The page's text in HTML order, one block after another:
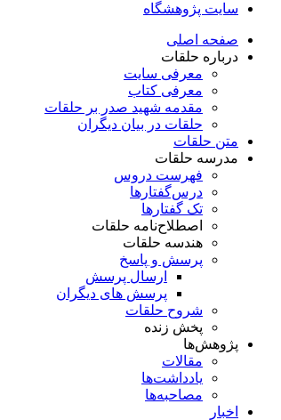
سایت پژوهشگاه
صفحه اصلی
درباره حلقات
معرفی سایت
معرفی کتاب
مقدمه شهید صدر بر حلقات
حلقات در بیان دیگران
متن حلقات
مدرسه حلقات
فهرست دروس
درس‌گفتار‌ها
تک گفتارها
اصطلاح‌نامه حلقات
هندسه حلقات
پرسش و پاسخ
ارسال پرسش
پرسش های دیگران
شروح حلقات
پخش زنده
پژوهش‌ها
مقالات
یادداشت‌ها
مصاحبه‌ها
اخبار